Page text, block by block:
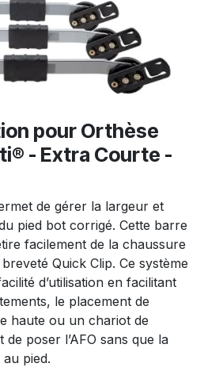
pour Orthèse
- Extra Courte -
de gérer la largeur et
pied bot corrigé. Cette barre
facilement de la chaussure
Quick Clip. Ce système
d’utilisation en facilitant
le placement de
haute ou un chariot de
poser l’AFO sans que la
au pied.